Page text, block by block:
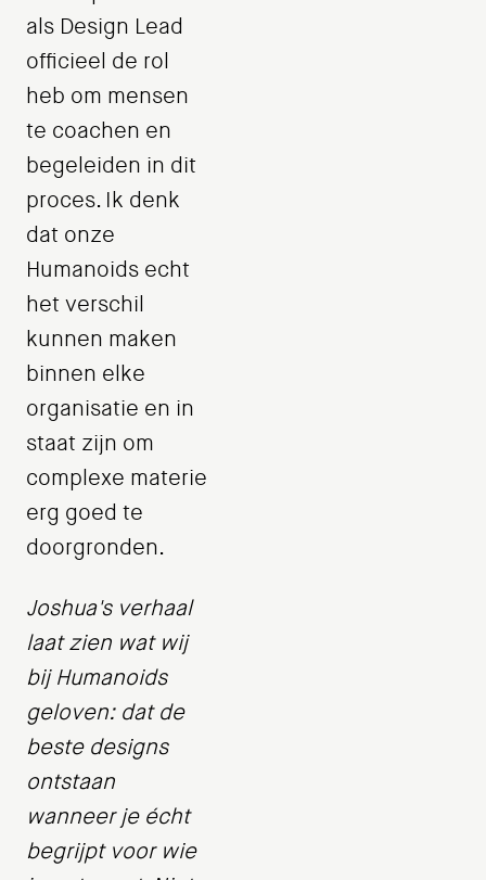
als Design Lead
officieel de rol
heb om mensen
te coachen en
begeleiden in dit
proces. Ik denk
dat onze
Humanoids echt
het verschil
kunnen maken
binnen elke
organisatie en in
staat zijn om
complexe materie
erg goed te
doorgronden.
Joshua's verhaal
laat zien wat wij
bij Humanoids
geloven: dat de
beste designs
ontstaan
wanneer je écht
begrijpt voor wie